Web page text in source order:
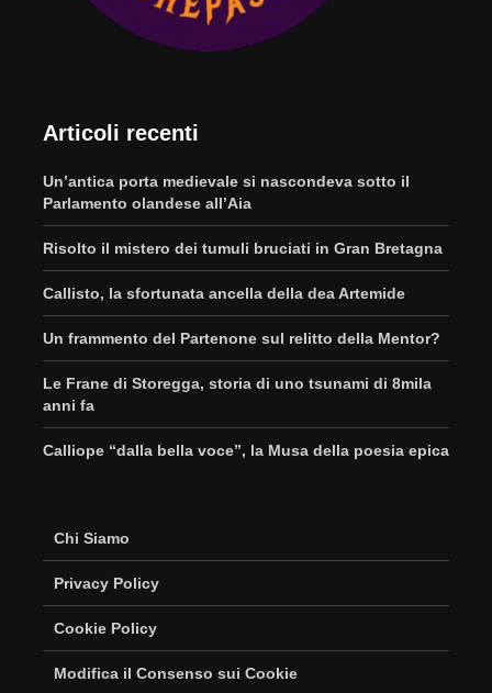
Articoli recenti
Un’antica porta medievale si nascondeva sotto il
Parlamento olandese all’Aia
Risolto il mistero dei tumuli bruciati in Gran Bretagna
Callisto, la sfortunata ancella della dea Artemide
Un frammento del Partenone sul relitto della Mentor?
Le Frane di Storegga, storia di uno tsunami di 8mila
anni fa
Calliope “dalla bella voce”, la Musa della poesia epica
Chi Siamo
Privacy Policy
Cookie Policy
Modifica il Consenso sui Cookie